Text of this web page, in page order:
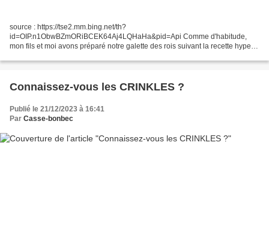
source : https://tse2.mm.bing.net/th?
id=OIP.n1ObwBZmORiBCEK64Aj4LQHaHa&pid=Api Comme d'habitude,
mon fils et moi avons préparé notre galette des rois suivant la recette hyper
cette...
Connaissez-vous les CRINKLES ?
Publié le 21/12/2023 à 16:41
Par Casse-bonbec